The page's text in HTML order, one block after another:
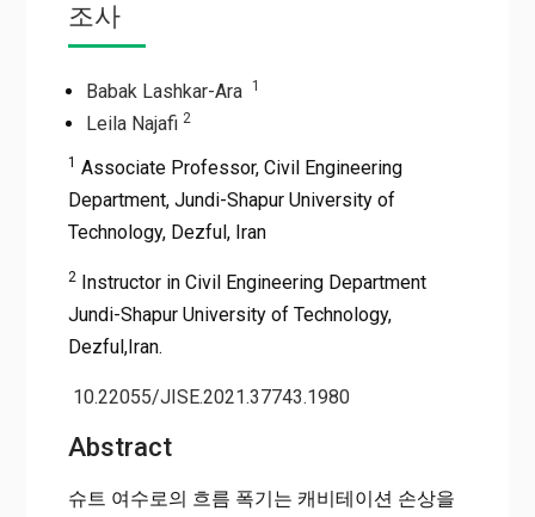
조사
Babak Lashkar-Ara 1
Leila Najafi 2
1 Associate Professor, Civil Engineering
Department, Jundi-Shapur University of
Technology, Dezful, Iran
2Instructor in Civil Engineering Department
Jundi-Shapur University of Technology,
Dezful,Iran.
10.22055/JISE.2021.37743.1980
Abstract
슈트 여수로의 흐름 폭기는 캐비테이션 손상을